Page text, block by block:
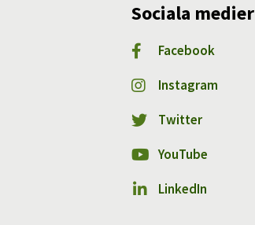
Sociala medier
Facebook
Instagram
Twitter
YouTube
LinkedIn